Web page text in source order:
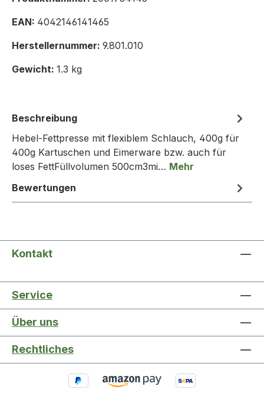
EAN: 4042146141465
Herstellernummer: 9.801.010
Gewicht: 1.3 kg
Beschreibung
Hebel-Fettpresse mit flexiblem Schlauch, 400g für
400g Kartuschen und Eimerware bzw. auch für
loses FettFüllvolumen 500cm3mi… Mehr
Bewertungen
Kontakt
Service
Über uns
Rechtliches